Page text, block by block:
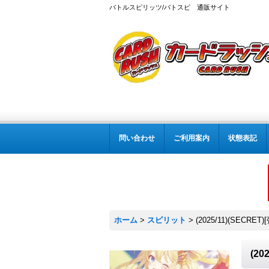
バトルスピリッツ/バトスピ 通販サイト
問い合わせ ご利用案内 状態表記
ホーム > スピリット > (2025/